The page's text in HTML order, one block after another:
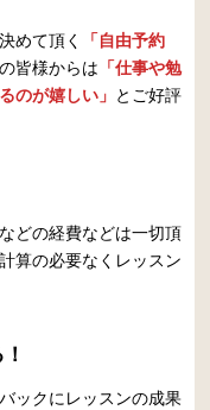
めて頂く
「自由予約
皆様からは 「仕事や勉
のが嬉しい」 とご好評
どの経費などは一切頂
算の必要なくレッスン
ックにレッスンの成果